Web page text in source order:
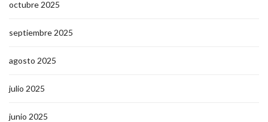
octubre 2025
septiembre 2025
agosto 2025
julio 2025
junio 2025